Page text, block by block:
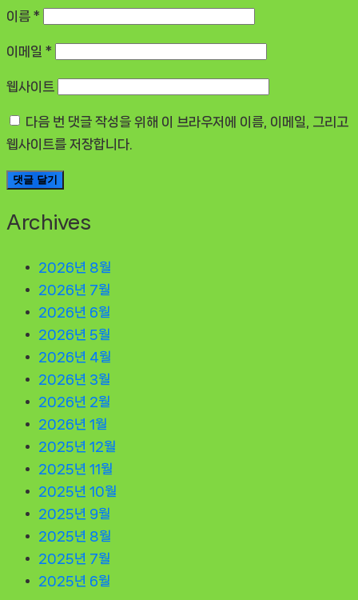
이름 *
이메일 *
웹사이트
다음 번 댓글 작성을 위해 이 브라우저에 이름, 이메일, 그리고
웹사이트를 저장합니다.
Archives
2026년 8월
2026년 7월
2026년 6월
2026년 5월
2026년 4월
2026년 3월
2026년 2월
2026년 1월
2025년 12월
2025년 11월
2025년 10월
2025년 9월
2025년 8월
2025년 7월
2025년 6월